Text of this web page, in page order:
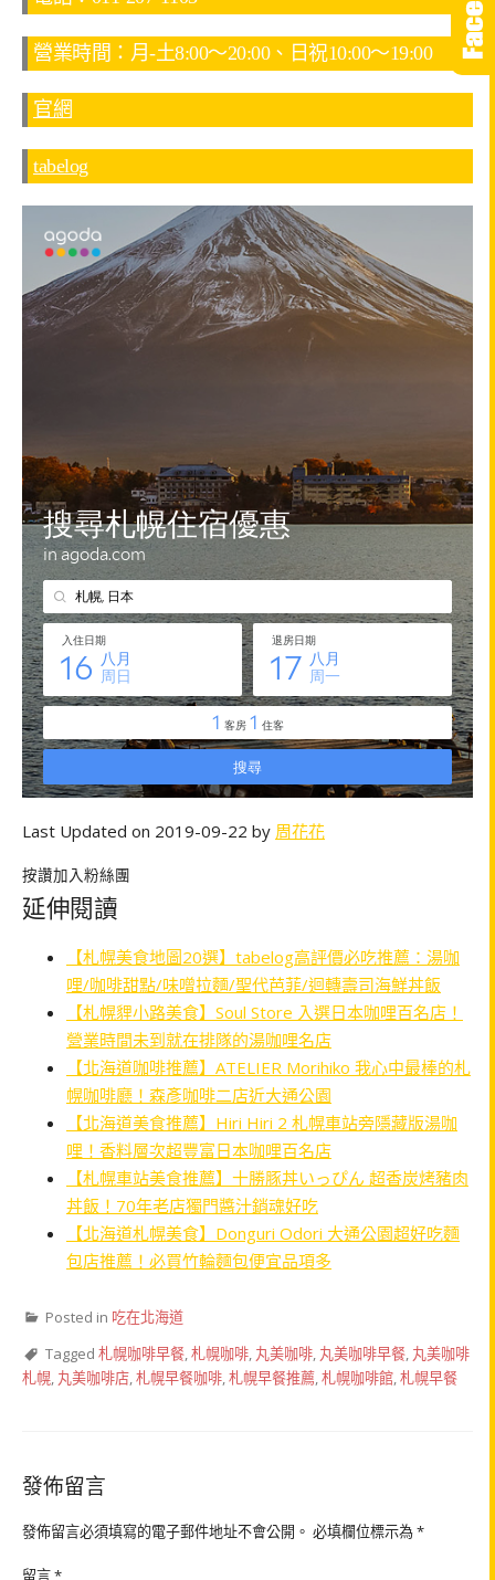
營業時間：月-土8:00～20:00、日祝10:00～19:00
官網
tabelog
Last Updated on 2019-09-22 by 周花花
按讚加入粉絲團
延伸閱讀
【札幌美食地圖20選】tabelog高評價必吃推薦：湯咖
哩/咖啡甜點/味噌拉麵/聖代芭菲/迴轉壽司海鮮丼飯
【札幌貍小路美食】Soul Store 入選日本咖哩百名店！
營業時間未到就在排隊的湯咖哩名店
【北海道咖啡推薦】ATELIER Morihiko 我心中最棒的札
幌咖啡廳！森彥咖啡二店近大通公園
【北海道美食推薦】Hiri Hiri 2 札幌車站旁隱藏版湯咖
哩！香料層次超豐富日本咖哩百名店
【札幌車站美食推薦】十勝豚丼いっぴん 超香炭烤豬肉
丼飯！70年老店獨門醬汁銷魂好吃
【北海道札幌美食】Donguri Odori 大通公園超好吃麵
包店推薦！必買竹輪麵包便宜品項多
Posted in 吃在北海道
Tagged 札幌咖啡早餐,札幌咖啡, 丸美咖啡, 丸美咖啡早餐, 丸美咖啡
札幌, 丸美咖啡店,札幌早餐咖啡,札幌早餐推薦,札幌咖啡館,札幌早餐
發佈留言
發佈留言必須填寫的電子郵件地址不會公開。 必填欄位標示為*